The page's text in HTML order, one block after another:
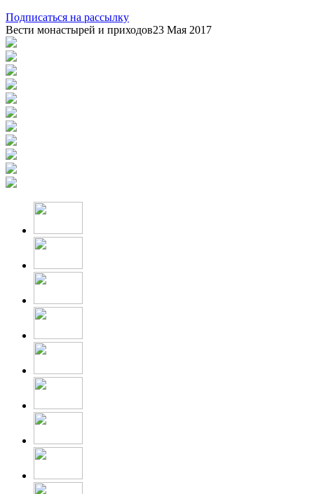
Подписаться на рассылку
Вести монастырей и приходов23 Мая 2017